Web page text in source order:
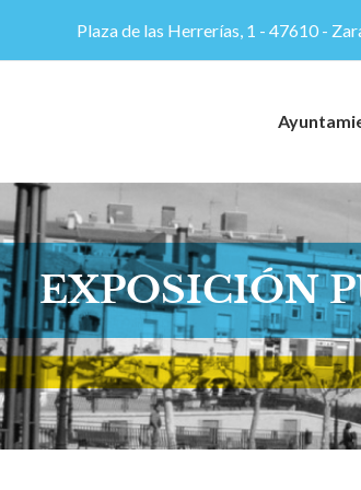
Plaza de las Herrerías, 1 - 47610 -
EXPOSICIÓN